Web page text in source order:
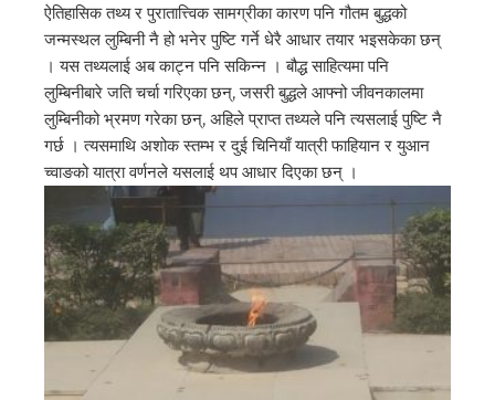
ऐतिहासिक तथ्य र पुरातात्त्विक सामग्रीका कारण पनि गौतम बुद्धको
जन्मस्थल लुम्बिनी नै हो भनेर पुष्टि गर्ने धेरै आधार तयार भइसकेका छन्
। यस तथ्यलाई अब काट्न पनि सकिन्न । बौद्ध साहित्यमा पनि
लुम्बिनीबारे जति चर्चा गरिएका छन्, जसरी बुद्धले आफ्नो जीवनकालमा
लुम्बिनीको भ्रमण गरेका छन्, अहिले प्राप्त तथ्यले पनि त्यसलाई पुष्टि नै
गर्छ । त्यसमाथि अशोक स्तम्भ र दुई चिनियाँ यात्री फाहियान र युआन
च्वाङको यात्रा वर्णनले यसलाई थप आधार दिएका छन् ।